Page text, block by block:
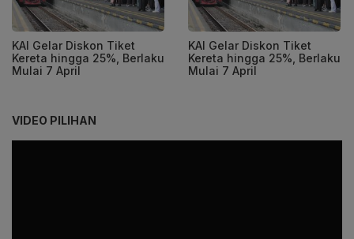
KAI Gelar Diskon Tiket
Kereta hingga 25%, Berlaku
Mulai 7 April
KAI Gelar Diskon Tiket
Kereta hingga 25%, Berlaku
Mulai 7 April
VIDEO PILIHAN